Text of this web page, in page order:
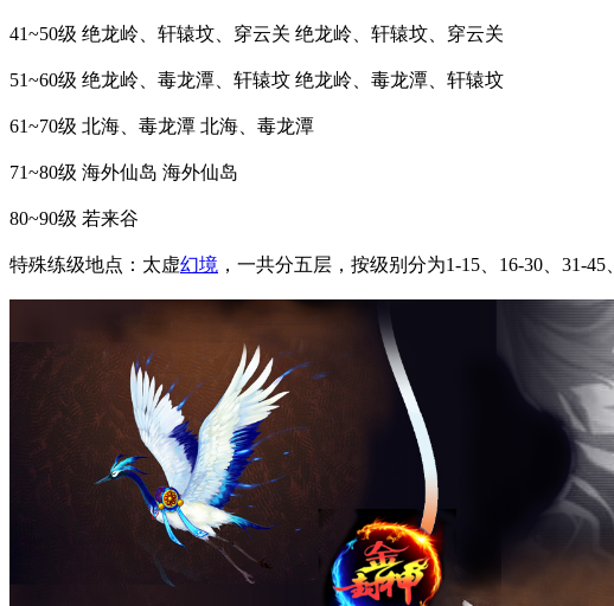
41~50级 绝龙岭、轩辕坟、穿云关 绝龙岭、轩辕坟、穿云关
51~60级 绝龙岭、毒龙潭、轩辕坟 绝龙岭、毒龙潭、轩辕坟
61~70级 北海、毒龙潭 北海、毒龙潭
71~80级 海外仙岛 海外仙岛
80~90级 若来谷
特殊练级地点：太虚幻境 ，一共分五层，按级别分为1-15、16-30、31-